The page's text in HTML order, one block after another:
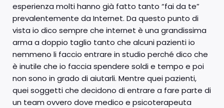
esperienza molti hanno già fatto tanto “fai da te”
prevalentemente da Internet. Da questo punto di
vista io dico sempre che internet è una grandissima
arma a doppio taglio tanto che alcuni pazienti io
nemmeno li faccio entrare in studio perché dico che
è inutile che io faccia spendere soldi e tempo e poi
non sono in grado di aiutarli. Mentre quei pazienti,
quei soggetti che decidono di entrare a fare parte di
un team ovvero dove medico e psicoterapeuta